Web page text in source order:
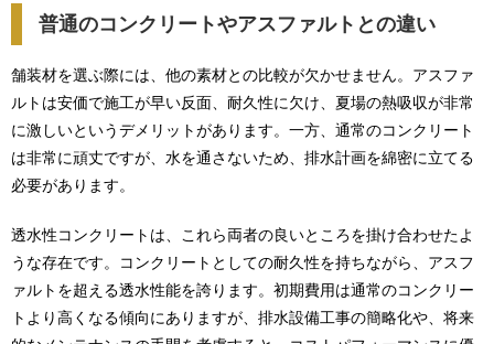
普通のコンクリートやアスファルトとの違い
舗装材を選ぶ際には、他の素材との比較が欠かせません。アスファ
ルトは安価で施工が早い反面、耐久性に欠け、夏場の熱吸収が非常
に激しいというデメリットがあります。一方、通常のコンクリート
は非常に頑丈ですが、水を通さないため、排水計画を綿密に立てる
必要があります。
透水性コンクリートは、これら両者の良いところを掛け合わせたよ
うな存在です。コンクリートとしての耐久性を持ちながら、アスフ
ァルトを超える透水性能を誇ります。初期費用は通常のコンクリー
トより高くなる傾向にありますが、排水設備工事の簡略化や、将来